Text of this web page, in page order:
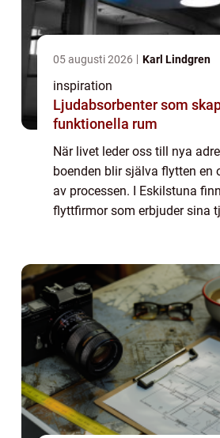
05 augusti 2026 Karl Lindgren
inspiration
Ljudabsorbenter som
funktionella rum
När livet leder oss till nya
boenden blir själva flytten en
av processen. I Eskilstuna
flyttfirmor som erbjuder sina